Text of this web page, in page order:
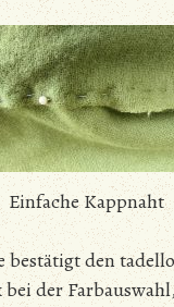
Einfache Kappnaht
bestätigt den
bei der